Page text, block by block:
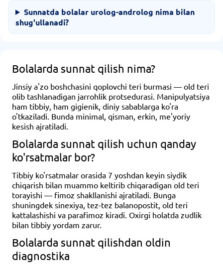
Sunnatda bolalar urolog-androlog nima bilan
shug'ullanadi?
Bolalarda sunnat qilish nima?
Jinsiy a'zo boshchasini qoplovchi teri burmasi — old teri
olib tashlanadigan jarrohlik protsedurasi. Manipulyatsiya
ham tibbiy, ham gigienik, diniy sabablarga ko'ra
o'tkaziladi. Bunda minimal, qisman, erkin, me'yoriy
kesish ajratiladi.
Bolalarda sunnat qilish uchun qanday
ko'rsatmalar bor?
Tibbiy ko'rsatmalar orasida 7 yoshdan keyin siydik
chiqarish bilan muammo keltirib chiqaradigan old teri
torayishi — fimoz shakllanishi ajratiladi. Bunga
shuningdek sinexiya, tez-tez balanopostit, old teri
kattalashishi va parafimoz kiradi. Oxirgi holatda zudlik
bilan tibbiy yordam zarur.
Bolalarda sunnat qilishdan oldin
diagnostika